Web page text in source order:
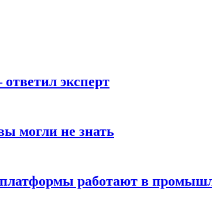
эксперт
могли не знать
работают в